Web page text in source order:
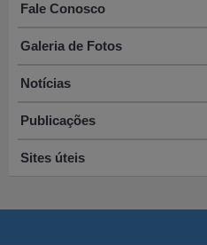
Fale Conosco
Galeria de Fotos
Notícias
Publicações
Sites úteis